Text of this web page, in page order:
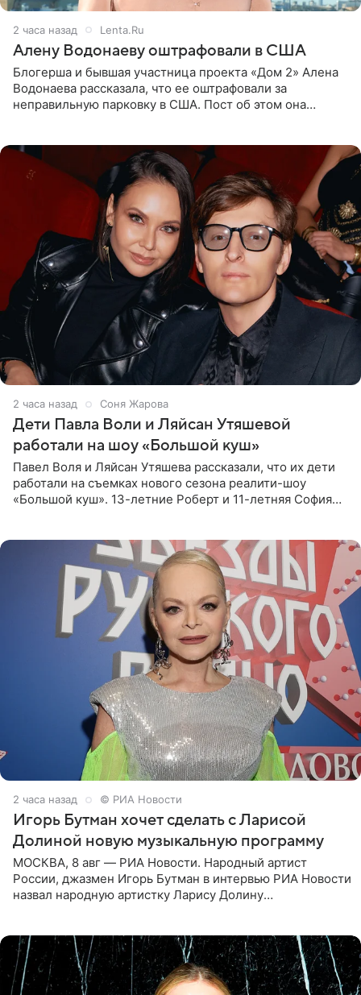
2 часа назад Lenta.Ru
Алену Водонаеву оштрафовали в США
Блогерша и бывшая участница проекта «Дом 2» Алена
Водонаева рассказала, что ее оштрафовали за
неправильную парковку в США. Пост об этом она
2 часа назад Соня Жарова
Дети Павла Воли и Ляйсан Утяшевой
работали на шоу «Большой куш»
Павел Воля и Ляйсан Утяшева рассказали, что их дети
работали на съемках нового сезона реалити-шоу
«Большой куш». 13-летние Роберт и 11-летняя София
2 часа назад © РИА Новости
Игорь Бутман хочет сделать с Ларисой
Долиной новую музыкальную программу
МОСКВА, 8 авг — РИА Новости. Народный артист
России, джазмен Игорь Бутман в интервью РИА Новости
назвал народную артистку Ларису Долину